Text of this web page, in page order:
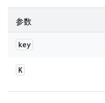
参数
key
K